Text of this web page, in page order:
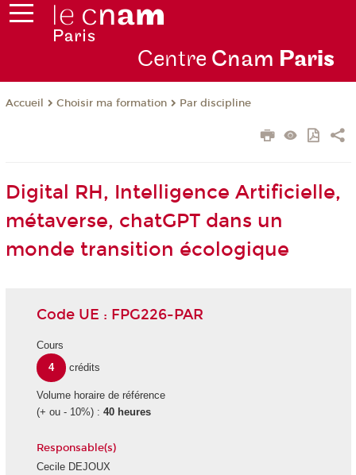
Centre Cnam Paris
Accueil Choisir ma formation Par discipline
Digital RH, Intelligence Artificielle,
métaverse, chatGPT dans un
monde transition écologique
Code UE : FPG226-PAR
Cours
4
crédits
Volume horaire de référence
(+ ou - 10%) : 40 heures
Responsable(s)
Cecile DEJOUX